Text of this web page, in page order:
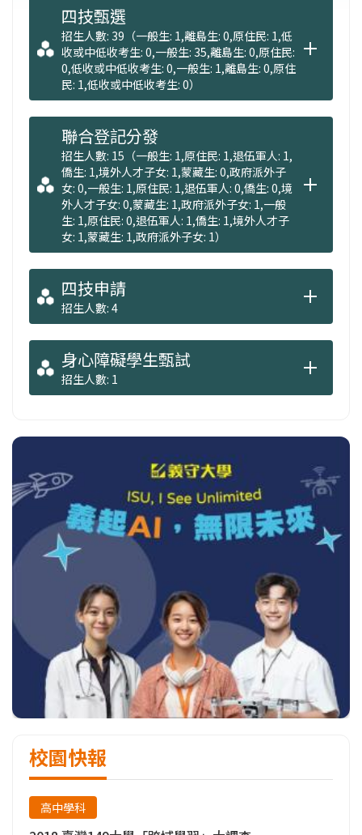
四技甄選
招生人數: 39（一般生: 1,離島生: 0,原住民: 1,低
收或中低收考生: 0,一般生: 35,離島生: 0,原住民:
0,低收或中低收考生: 0,一般生: 1,離島生: 0,原住
民: 1,低收或中低收考生: 0）
聯合登記分發
招生人數: 15（一般生: 1,原住民: 1,退伍軍人: 1,
僑生: 1,境外人才子女: 1,蒙藏生: 0,政府派外子
女: 0,一般生: 1,原住民: 1,退伍軍人: 0,僑生: 0,境
外人才子女: 0,蒙藏生: 1,政府派外子女: 1,一般
生: 1,原住民: 0,退伍軍人: 1,僑生: 1,境外人才子
女: 1,蒙藏生: 1,政府派外子女: 1）
四技申請
招生人數: 4
身心障礙學生甄試
招生人數: 1
校園快報
高中學科